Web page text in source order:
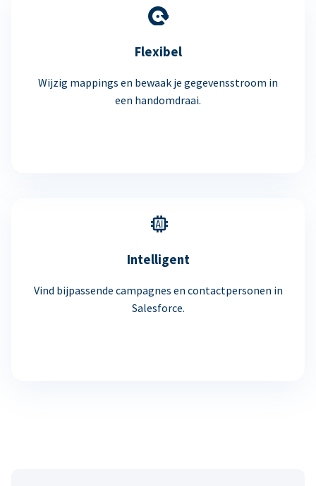
Flexibel
Wijzig mappings en bewaak je gegevensstroom in
een handomdraai.
Intelligent
Vind bijpassende campagnes en contactpersonen in
Salesforce.